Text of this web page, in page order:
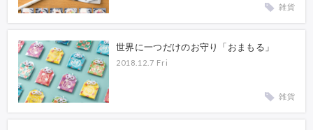
雑貨
世界に一つだけのお守り「おまもる」
2018.12.7 Fri
雑貨